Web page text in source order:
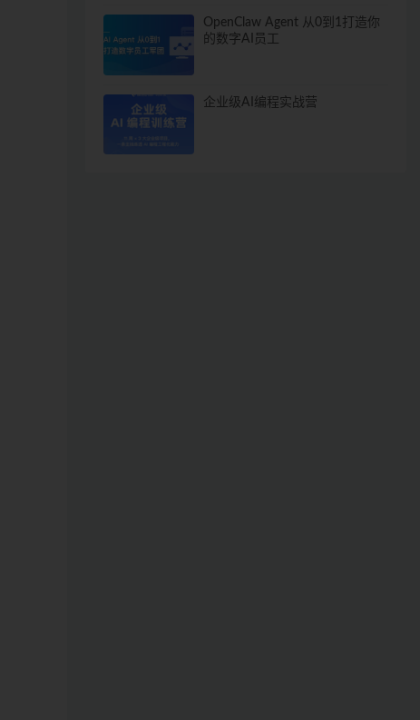
OpenClaw Agent 从0到1打造你
的数字AI员工
企业级AI编程实战营